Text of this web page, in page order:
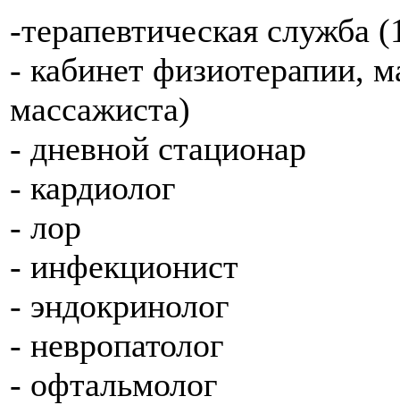
-терапевтическая служба
- кабинет физиотерапии,
массажиста)
- дневной стационар
- кардиолог
- лор
- инфекционист
- эндокринолог
- невропатолог
- офтальмолог